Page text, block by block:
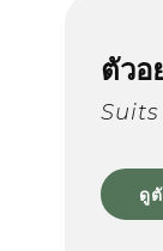
การคุ้ม
SITEMAP
ตัวอ
ดู